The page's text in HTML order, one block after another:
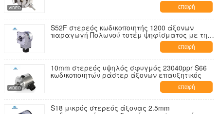
επαφή
S52F στερεός κωδικοποιητής 1200 άξονων
παραγωγή Πολωνού τοτέμ ψηφίσματος με την
επαφή
10mm στερεός υψηλός σφυγμός 23040ppr S66
κωδικοποιητών ράστερ άξονων επαυξητικός
επαφή
S18 μικρός στερεός άξονας 2.5mm